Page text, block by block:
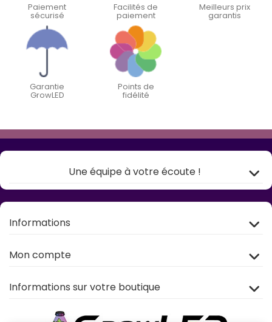
Paiement
sécurisé
Facilités de
paiement
Meilleurs prix
garantis
Garantie
GrowLED
Points de
fidélité
Une équipe à votre écoute !
Informations
Mon compte
Informations sur votre boutique